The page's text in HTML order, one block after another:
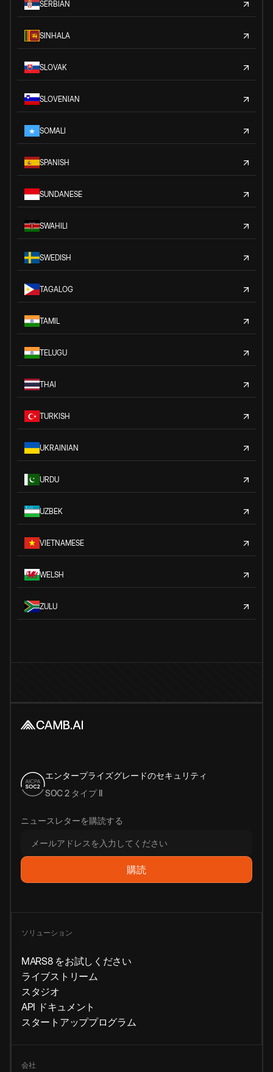
SERBIAN
SINHALA
SLOVAK
SLOVENIAN
SOMALI
SPANISH
SUNDANESE
SWAHILI
SWEDISH
TAGALOG
TAMIL
TELUGU
THAI
TURKISH
UKRAINIAN
URDU
UZBEK
VIETNAMESE
WELSH
ZULU
エンタープライズグレードのセキュリティ
SOC 2 タイプ II
ニュースレターを購読する
ソリューション
MARS8 をお試しください
ライブストリーム
スタジオ
API ドキュメント
スタートアッププログラム
会社